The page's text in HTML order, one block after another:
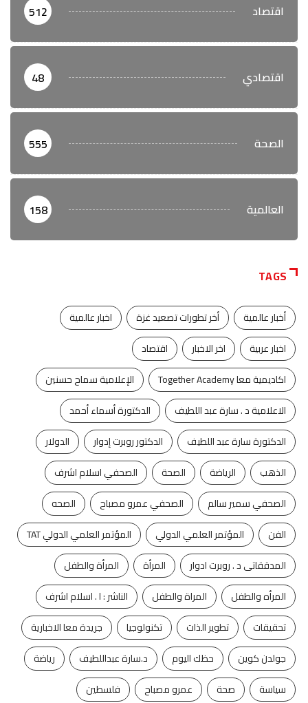
اقتصاد 512
اقتصادي 48
الصحة 555
العالمية 158
TAGS
أخبار عالمية أخر تطورات تصعيد غزة
اخبار عالمية
اخبار عربية
اخر الاخبار
اقتصاد
اكاديمية معا Together Academy
الإعلامية سماح حسنين
الاعلامية د . سارة عبد اللطيف
الدكتورة أسماء أحمد
الدكتورة سارة عبد اللطيف
الدكتور روبرت إدوار
الدولار
الذهب
الرياضة الصحة
الصحفي اسلام اشرف
الصحفي سمير سالم
الصحفي عمرو مصباح
الصحه
الفن
المؤتمر العلمي الدولي
المؤتمر العلمي الدولي TAT
المدققاتى د . روبرت ادوار
المرأة
المرأة والطفل
المرأه والطفل
المراة والطفل
الناشر : ا . اسلام اشرف
تحقيقات
تطوير الذات تكنولوجيا
جريدة معا الاخبارية
جولدن كوين
حظك اليوم د.سارة عبداللطيف
رياضة
سياسة
صحة عمرو مصباح فلسطين